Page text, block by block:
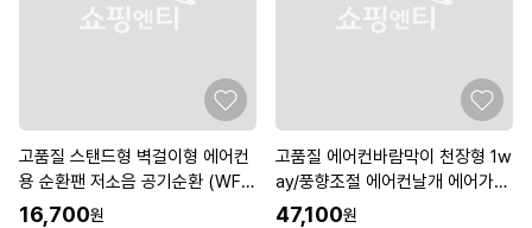
고품질 스탠드형 벽걸이형 에어컨
용 순환팬 저소음 공기순환 (WFK
DZP1)
16,700원
고품질 에어컨바람막이 천장형 1w
ay/풍향조절 에어컨날개 에어가이
드 (W96080E)
47,100원